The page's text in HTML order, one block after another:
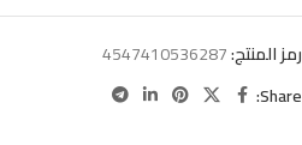
رمز المنتج:4547410536287
Share: